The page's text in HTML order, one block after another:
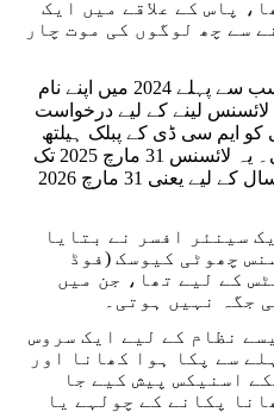
پاس کے علاقے میں ایک
سے چھ لوگوں کی موت چار
ہوٹل کے مالک لوکیش بجاج نے سب سے پہلے 2024 میں اپنے نام
لائسنس لینے کے لیے درخواست
جسے اسی سال 29 مئی کو ایم سی ڈی کے پبلک ہیلتھ
ڈپارٹمنٹ نے منظوری دے دی تھی۔ یہ لائسنس 31 مارچ 2025 تک
کے لیے تھا، جسے 2025 میں ایک سال کے لیے یعنی 31 مارچ 2026
سینئر افسر نے بتایا
چھوٹی کیوسک (فوڈ
کے لیے تھا، جن میں
جگہ نہیں ہوتی۔
نظام کے لیے ایک سروس
سے پکا ہوا کھانا اور
اسنیکس پیش کیے جا
پکانے کے چولہے یا